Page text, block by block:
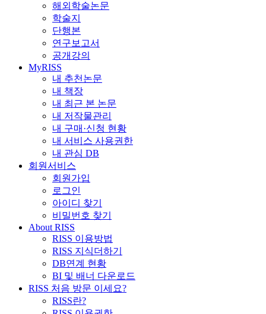
해외학술논문
학술지
단행본
연구보고서
공개강의
MyRISS
내 추천논문
내 책장
내 최근 본 논문
내 저작물관리
내 구매·신청 현황
내 서비스 사용권한
내 관심 DB
회원서비스
회원가입
로그인
아이디 찾기
비밀번호 찾기
About RISS
RISS 이용방법
RISS 지식더하기
DB연계 현황
BI 및 배너 다운로드
RISS 처음 방문 이세요?
RISS란?